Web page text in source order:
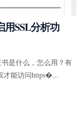
用SSL分析功
书是什么，怎么用？有
才能访问https�...